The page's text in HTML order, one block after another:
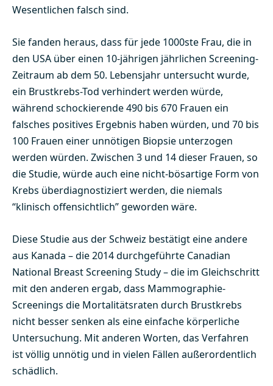
Wesentlichen falsch sind.
Sie fanden heraus, dass für jede 1000ste Frau, die in
den USA über einen 10-jährigen jährlichen Screening-
Zeitraum ab dem 50. Lebensjahr untersucht wurde,
ein Brustkrebs-Tod verhindert werden würde,
während schockierende 490 bis 670 Frauen ein
falsches positives Ergebnis haben würden, und 70 bis
100 Frauen einer unnötigen Biopsie unterzogen
werden würden. Zwischen 3 und 14 dieser Frauen, so
die Studie, würde auch eine nicht-bösartige Form von
Krebs überdiagnostiziert werden, die niemals
“klinisch offensichtlich” geworden wäre.
Diese Studie aus der Schweiz bestätigt eine andere
aus Kanada – die 2014 durchgeführte Canadian
National Breast Screening Study – die im Gleichschritt
mit den anderen ergab, dass Mammographie-
Screenings die Mortalitätsraten durch Brustkrebs
nicht besser senken als eine einfache körperliche
Untersuchung. Mit anderen Worten, das Verfahren
ist völlig unnötig und in vielen Fällen außerordentlich
schädlich.